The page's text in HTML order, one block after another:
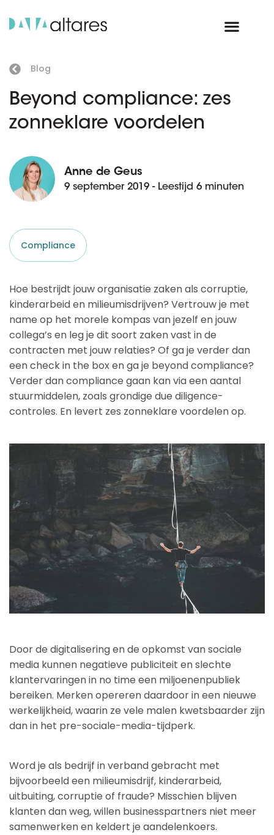
Blog
Beyond compliance: zes
zonneklare voordelen
Anne de Geus
9 september 2019 - Leestijd 6 minuten
Compliance
Hoe bestrijdt jouw organisatie zaken als corruptie,
kinderarbeid en milieumisdrijven? Vertrouw je met
name op het morele kompas van jezelf en jouw
collega’s en leg je dit soort zaken vast in de
contracten met jouw relaties? Of ga je verder dan
een check in the box en ga je beyond compliance?
Verder dan compliance gaan kan via een aantal
stuurmiddelen, zoals grondige due diligence-
controles. En levert zes zonneklare voordelen op.
Door de digitalisering en de opkomst van sociale
media kunnen negatieve publiciteit en slechte
klantervaringen in no time een miljoenenpubliek
bereiken. Merken opereren daardoor in een nieuwe
werkelijkheid, waarin ze vele malen kwetsbaarder zijn
dan in het pre-sociale-media-tijdperk.
Word je als bedrijf in verband gebracht met
bijvoorbeeld een milieumisdrijf, kinderarbeid,
uitbuiting, corruptie of fraude? Misschien blijven
klanten dan weg, willen businesspartners niet meer
samenwerken en keldert je aandelenkoers.